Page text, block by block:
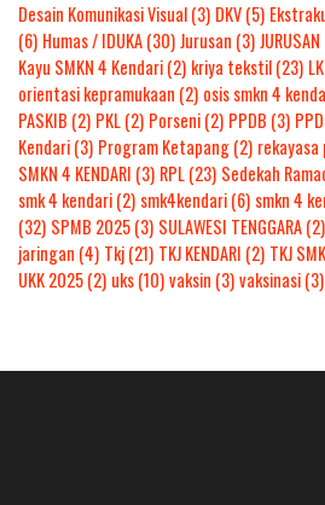
Desain Komunikasi Visual(3) DKV(5)
(6) Humas / IDUKA(30)Jurusan (3)JURUSAN
Kayu SMKN 4 Kendari(2) kriya tekstil(23)
orientasi kepramukaan (2) osis smkn 4
PASKIB (2) PKL(2) Porseni(2) PPDB (3)
Kendari(3) Program Ketapang(2)
SMKN 4 KENDARI (3) RPL(23) Sedekah
smk 4 kendari(2) smk4kendari(6) smkn 4
(32) SPMB 2025(3) SULAWESI TENGGARA(2)
jaringan (4) Tkj(21) TKJ KENDARI (2) TKJ
UKK 2025(2) uks(10)vaksin (3)vaksinasi(3)